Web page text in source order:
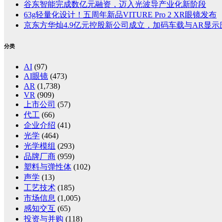
谷东智能完成数亿元融资，迈入光波导产业化新阶段
63g轻量化设计！五周年新品VITURE Pro 2 XR眼镜发布
京东方华灿4.9亿元控股新公司成立，加码车载与AR显示
分类
AI (97)
AI眼镜 (473)
AR (1,738)
VR (909)
上市公司 (57)
代工 (66)
企业介绍 (41)
光学 (464)
光学模组 (293)
品牌厂商 (959)
塑料与弹性体 (102)
声学 (13)
工艺技术 (185)
市场信息 (1,005)
感知交互 (65)
投资与并购 (118)